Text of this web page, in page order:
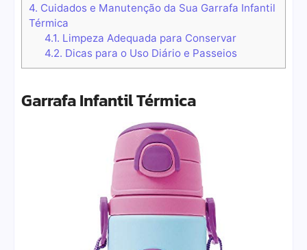
4. Cuidados e Manutenção da Sua Garrafa Infantil
Térmica
4.1. Limpeza Adequada para Conservar
4.2. Dicas para o Uso Diário e Passeios
Garrafa Infantil Térmica